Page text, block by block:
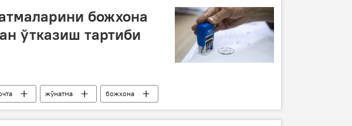
божхона
ўтказиш тартиби
жўнатма божхона